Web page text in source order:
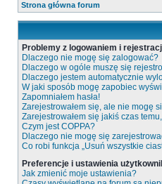
Strona główna forum
Problemy z logowaniem i
Dlaczego nie mogę się zalogować?
Dlaczego w ogóle muszę się
Dlaczego jestem automatycznie
W jaki sposób mogę zapobiec
Zapomniałem hasła!
Zarejestrowałem się, ale nie mogę
Zarejestrowałem się jakiś czas
Czym jest COPPA?
Dlaczego nie mogę się
Co robi funkcja „Usuń wszystkie
Preferencje i ustawienia
Jak zmienić moje ustawienia?